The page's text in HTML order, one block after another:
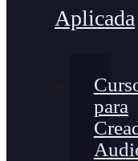
Aplicada
para